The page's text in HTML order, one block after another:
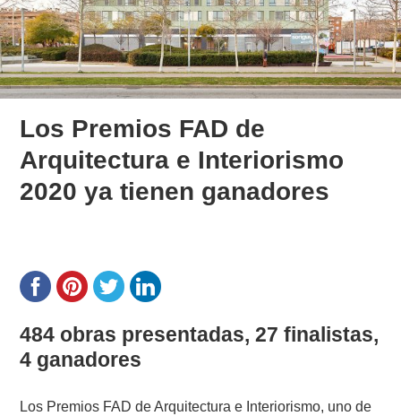
Los Premios FAD de
Arquitectura e Interiorismo
2020 ya tienen ganadores
484 obras presentadas, 27 finalistas,
4 ganadores
Los Premios FAD de Arquitectura e Interiorismo, uno de